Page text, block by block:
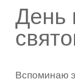
День
Вспоминаю